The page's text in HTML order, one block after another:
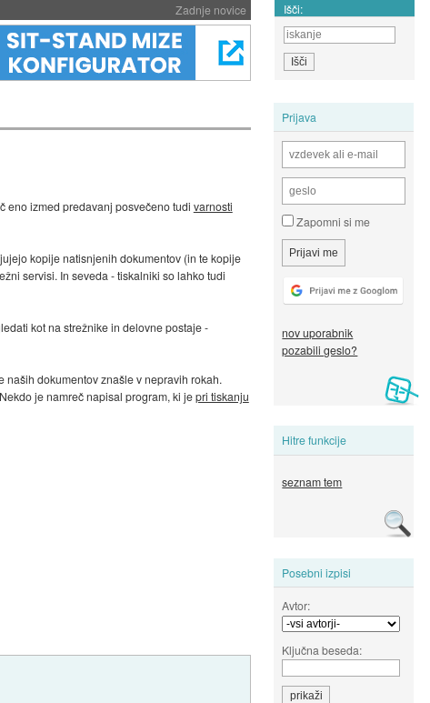
Zadnje novice Išči:
Prijava
Zapomni si me
nov uporabnik
pozabili geslo?
Hitre funkcije
seznam tem
Posebni izpisi
Avtor:
Ključna beseda:
eno izmed predavanj posvečeno tudi varnosti
kopije natisnjenih dokumentov (in te kopije
servisi. In seveda - tiskalniki so lahko tudi
kot na strežnike in delovne postaje -
dokumentov znašle v nepravih rokah.
je namreč napisal program, ki jepri tiskanju